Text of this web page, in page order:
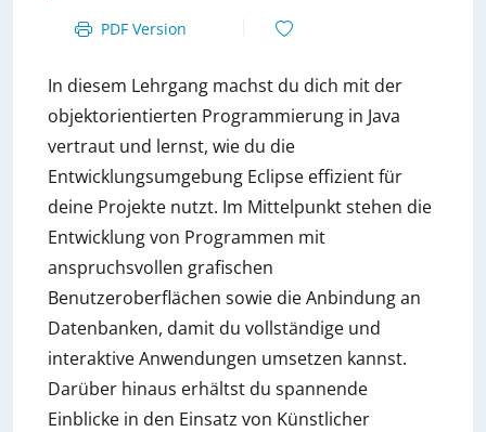
PDF Version
In diesem Lehrgang machst du dich mit der
objektorientierten Programmierung in Java
vertraut und lernst, wie du die
Entwicklungsumgebung Eclipse effizient für
deine Projekte nutzt. Im Mittelpunkt stehen die
Entwicklung von Programmen mit
anspruchsvollen grafischen
Benutzeroberflächen sowie die Anbindung an
Datenbanken, damit du vollständige und
interaktive Anwendungen umsetzen kannst.
Darüber hinaus erhältst du spannende
Einblicke in den Einsatz von Künstlicher